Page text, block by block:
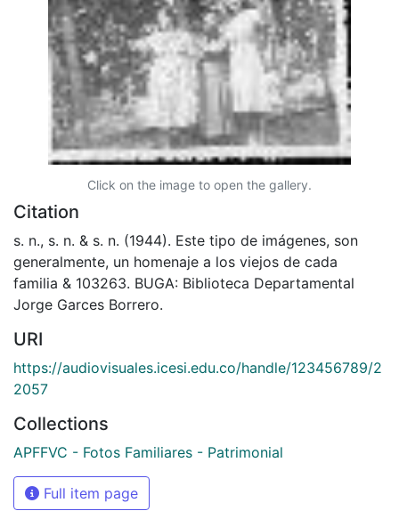
Click on the image to open the gallery.
Citation
s. n., s. n. & s. n. (1944). Este tipo de imágenes, son
generalmente, un homenaje a los viejos de cada
familia & 103263. BUGA: Biblioteca Departamental
Jorge Garces Borrero.
URI
https://audiovisuales.icesi.edu.co/handle/123456789/2
2057
Collections
APFFVC - Fotos Familiares - Patrimonial
Full item page